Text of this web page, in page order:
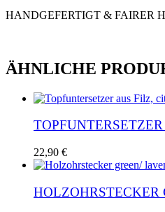
HANDGEFERTIGT & FAIRER
ÄHNLICHE
22,90 €
HOLZOHRSTECKER